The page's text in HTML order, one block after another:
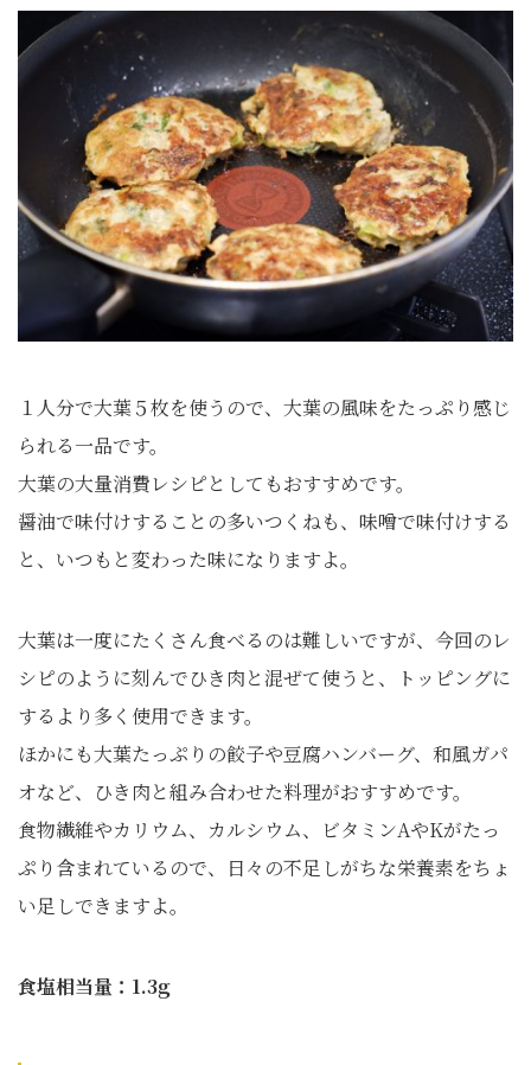
１人分で大葉５枚を使うので、大葉の風味をたっぷり感じ
られる一品です。
大葉の大量消費レシピとしてもおすすめです。
醤油で味付けすることの多いつくねも、味噌で味付けする
と、いつもと変わった味になりますよ。
大葉は一度にたくさん食べるのは難しいですが、今回のレ
シピのように刻んでひき肉と混ぜて使うと、トッピングに
するより多く使用できます。
ほかにも大葉たっぷりの餃子や豆腐ハンバーグ、和風ガパ
オなど、ひき肉と組み合わせた料理がおすすめです。
食物繊維やカリウム、カルシウム、ビタミンAやKがたっ
ぷり含まれているので、日々の不足しがちな栄養素をちょ
い足しできますよ。
食塩相当量：1.3g